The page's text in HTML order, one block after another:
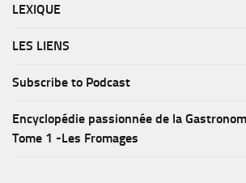
LEXIQUE
LES LIENS
Subscribe to Podcast
Encyclopédie passionnée de la
Tome 1 -Les Fromages